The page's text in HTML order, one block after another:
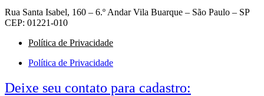
Rua Santa Isabel, 160 – 6.º Andar Vila Buarque – São Paulo – SP
CEP: 01221-010
Política de Privacidade
Política de Privacidade
Deixe seu contato para cadastro: